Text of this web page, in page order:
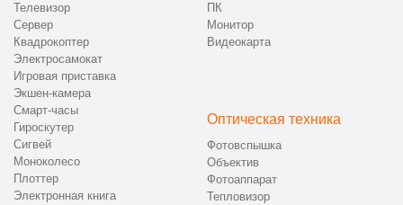
Телевизор
Сервер
Квадрокоптер
Электросамокат
Игровая приставка
Экшен-камера
Смарт-часы
Гироскутер
Сигвей
Моноколесо
Плоттер
Электронная книга
ПК
Монитор
Видеокарта
Оптическая техника
Фотовспышка
Объектив
Фотоаппарат
Тепловизор